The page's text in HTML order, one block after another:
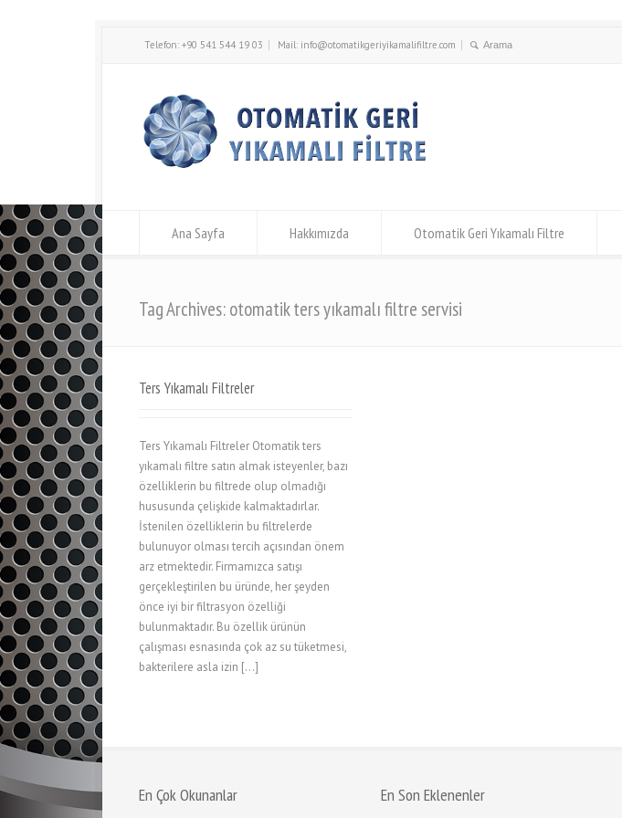
Telefon: +90 541 544 19 03 Mail: info@otomatikgeriyikamalifiltre.com
Ana Sayfa Hakkımızda Otomatik Geri Yıkamalı Filtre
Tag Archives: otomatik ters yıkamalı filtre servisi
Ters Yıkamalı Filtreler
Ters Yıkamalı Filtreler Otomatik ters
yıkamalı filtre satın almak isteyenler, bazı
özelliklerin bu filtrede olup olmadığı
hususunda çelişkide kalmaktadırlar.
İstenilen özelliklerin bu filtrelerde
bulunuyor olması tercih açısından önem
arz etmektedir. Firmamızca satışı
gerçekleştirilen bu üründe, her şeyden
önce iyi bir filtrasyon özelliği
bulunmaktadır. Bu özellik ürünün
çalışması esnasında çok az su tüketmesi,
bakterilere asla izin […]
En Çok Okunanlar En Son Eklenenler